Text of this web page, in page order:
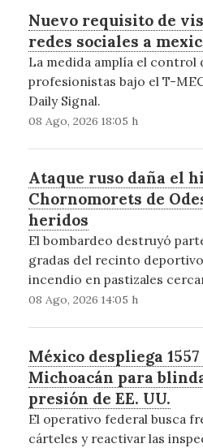
Nuevo requisito de
redes sociales a
La medida amplía el control
profesionistas bajo el T-
Daily Signal.
08 Ago, 2026 18:05 h
Ataque ruso daña el
Chornomorets de
heridos
El bombardeo destruyó
gradas del recinto
incendio en pastizales
08 Ago, 2026 14:05 h
México despliega
Michoacán para
presión de EE. UU.
El operativo federal busca
cárteles y reactivar las